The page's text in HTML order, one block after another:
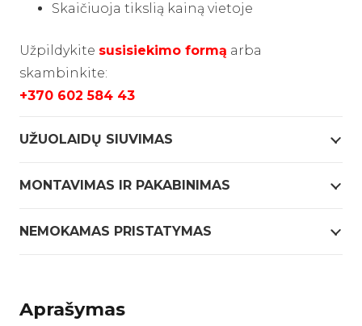
Skaičiuoja tikslią kainą vietoje
Užpildykite susisiekimo formą arba
skambinkite:
+370 602 584 43
UŽUOLAIDŲ SIUVIMAS
MONTAVIMAS IR PAKABINIMAS
NEMOKAMAS PRISTATYMAS
Aprašymas